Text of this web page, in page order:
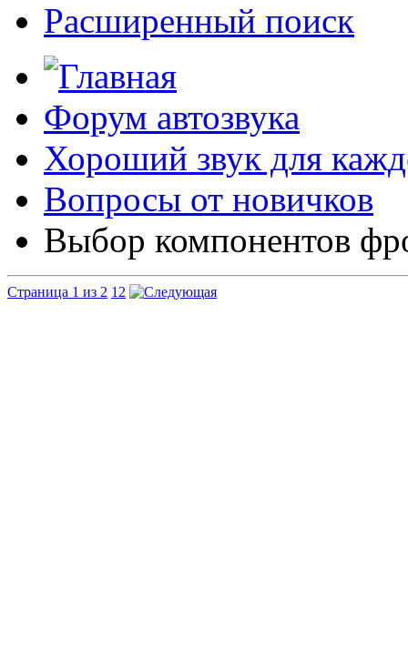
Расширенный поиск
Форум автозвука
Хороший звук для
Вопросы от новичков
Выбор компонентов
Страница 1 из 2 1 2